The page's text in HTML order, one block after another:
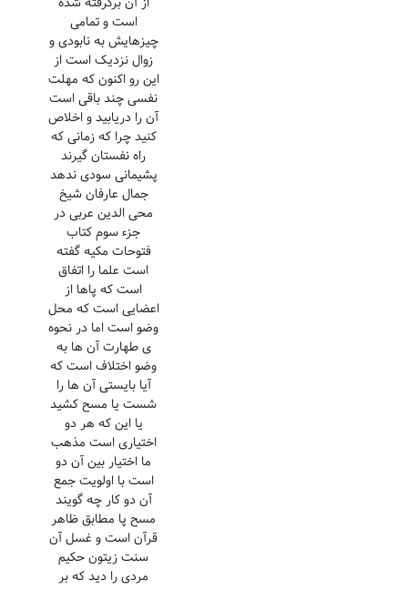
است و تمامی
چیزهایش به نابودی و
زوال نزدیک است از
این رو اکنون که مهلت
نفسی چند باقی است
آن را دریابید و اخلاص
کنید چرا که زمانی که
راه نفستان گیرند
پشیمانی سودی ندهد
جمال عارفان شیخ
محی الدین عربی در
جزء سوم کتاب
فتوحات مکیه گفته
است علما را اتفاق
است که پاها از
اعضایی است که محل
وضو است اما در نحوه
ی طهارت آن ها به
وضو اختلاف است که
آیا بایستی آن ها را
شست یا مسح کشید
یا این که هر دو
اختیاری است مذهب
ما اختیار بین آن دو
است با اولویت جمع
آن دو کار چه گویند
مسح پا مطابق ظاهر
قرآن است و غسل آن
سنت زیتون حکیم
مردی را دید که بر